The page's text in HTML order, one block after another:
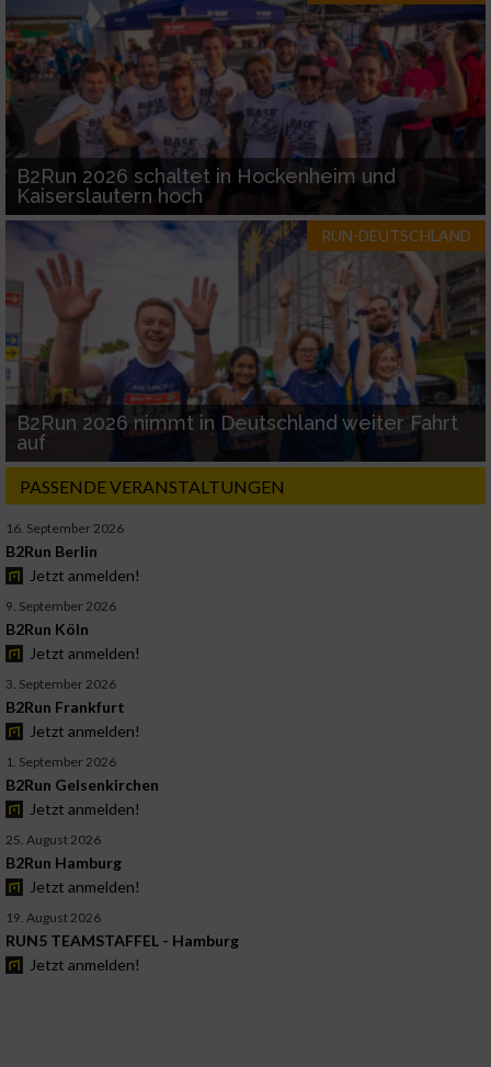
B2Run 2026 schaltet in Hockenheim und
Kaiserslautern hoch
RUN-DEUTSCHLAND
B2Run 2026 nimmt in Deutschland weiter Fahrt
auf
PASSENDE VERANSTALTUNGEN
16. September 2026
B2Run Berlin
Jetzt anmelden!
9. September 2026
B2Run Köln
Jetzt anmelden!
3. September 2026
B2Run Frankfurt
Jetzt anmelden!
1. September 2026
B2Run Gelsenkirchen
Jetzt anmelden!
25. August 2026
B2Run Hamburg
Jetzt anmelden!
19. August 2026
RUN5 TEAMSTAFFEL - Hamburg
Jetzt anmelden!